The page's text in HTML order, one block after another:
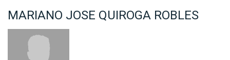
MARIANO JOSE QUIROGA ROBLES